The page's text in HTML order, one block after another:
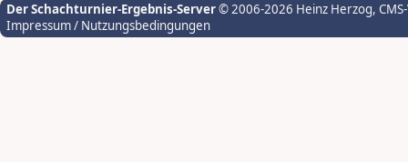
Der Schachturnier-Ergebnis-Server© 2006-2026 Heinz Herzog,
Impressum / Nutzungsbedingungen